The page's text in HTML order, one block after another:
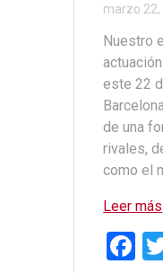
marzo 22,
Nuestro
este 22
de una
rivales,
como el
Leer más
F